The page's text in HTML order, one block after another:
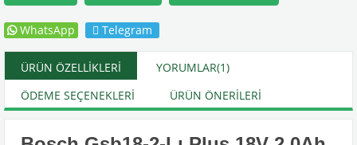
WhatsApp Telegram
ÜRÜN ÖZELLIKLERI YORUMLAR(1)
ÖDEME SEÇENEKLERI
ÜRÜN ÖNERILERI